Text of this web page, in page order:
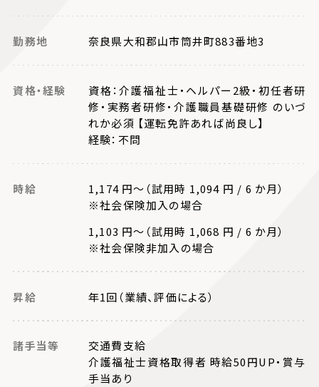
勤務地 奈良県大和郡山市筒井町883番地3
資格・経験
資格：介護福祉士・ヘルパー2級・初任者研
修・実務者研修・介護職員基礎研修 のいづ
れか必須 【運転免許あれば尚良し】
経験：不問
時給
1,174 円～（試用時 1,094 円 / 6 か月）
※社会保険加入の場合
1,103 円～（試用時 1,068 円 / 6 か月）
※社会保険非加入の場合
昇給 年1回（業績、評価による）
諸手当等
交通費支給
介護福祉士資格取得者 時給50円UP・賞与
手当あり